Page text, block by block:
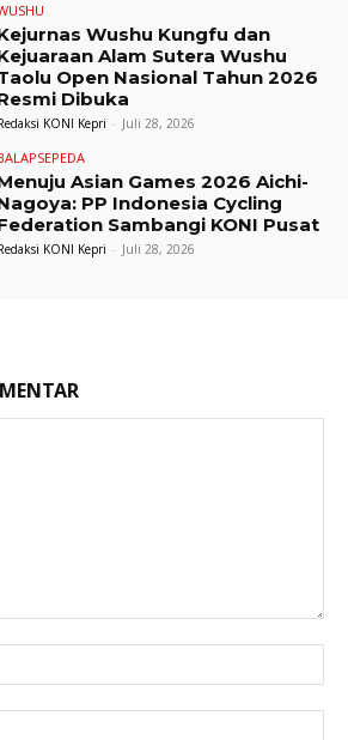
Wushu Kungfu dan
Alam Sutera Wushu
Open Nasional Tahun 2026
Dibuka
KONI Kepri - Juli 28, 2026
Asian Games 2026 Aichi-
PP Indonesia Cycling
Sambangi KONI Pusat
KONI Kepri - Juli 28, 2026